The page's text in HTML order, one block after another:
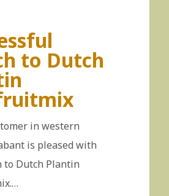
to Dutch
in western
is pleased with
to Dutch Plantin